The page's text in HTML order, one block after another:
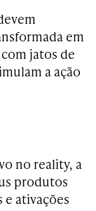
em
jatos de
a ação
no reality, a
produtos
e ativações